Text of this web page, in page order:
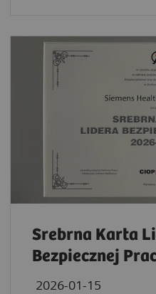
Srebrna Karta
Bezpiecznej
2026-01-15